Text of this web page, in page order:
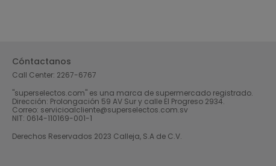
Cóntactanos
Call Center: 2267-6767
"superselectos.com" es una marca de supermercado registrado.
Dirección: Prolongación 59 AV Sur y calle El Progreso 2934.
Correo: servicioalcliente@superselectos.com.sv
NIT: 0614-110169-001-1
Derechos Reservados 2023 Calleja, S.A de C.V.